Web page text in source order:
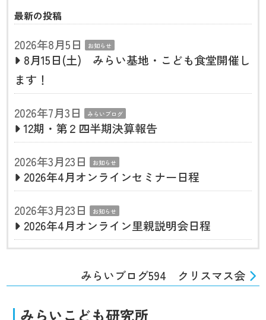
最新の投稿
2026年8月5日 お知らせ
8月15日(土) みらい基地・こども食堂開催し
ます！
2026年7月3日
みらいブログ
12期・第２四半期決算報告
2026年3月23日
お知らせ
2026年4月オンラインセミナー日程
2026年3月23日
お知らせ
2026年4月オンライン里親説明会日程
みらいブログ594 クリスマス会
みらいこども研究所